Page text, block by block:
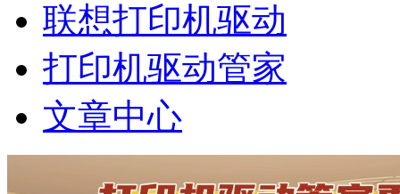
联想打印机驱动
打印机驱动管家
文章中心